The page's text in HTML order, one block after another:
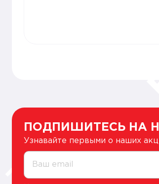
ПОДПИШИТЕСЬ НА
Узнавайте первыми о наших
Ваш email